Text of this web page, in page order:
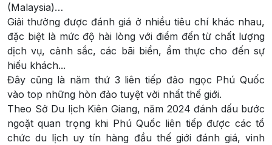
(Malaysia)…
Giải thưởng được đánh giá ở nhiều tiêu chí khác nhau,
đặc biệt là mức độ hài lòng với điểm đến từ chất lượng
dịch vụ, cảnh sắc, các bãi biển, ẩm thực cho đến sự
hiếu khách...
Đây cũng là năm thứ 3 liên tiếp đảo ngọc Phú Quốc
vào top những hòn đảo tuyệt vời nhất thế giới.
Theo Sở Du lịch Kiên Giang, năm 2024 đánh dấu bước
ngoặt quan trọng khi Phú Quốc liên tiếp được các tổ
chức du lịch uy tín hàng đầu thế giới đánh giá, vinh